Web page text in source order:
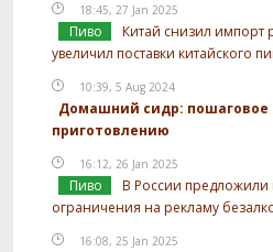
18:45, 27 Jan 2025
Пиво
Китай снизил импорт
увеличил поставки китайского
10:39, 5 Aug 2024
Домашний сидр: пошаговое
приготовлению
16:12, 26 Jan 2025
Пиво
В России предложили
ограничения на рекламу
16:08, 25 Jan 2025